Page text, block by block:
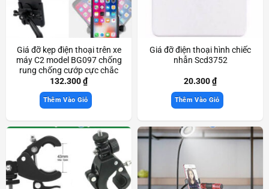
Giá đỡ kẹp điện thoại trên xe
máy C2 model BG097 chống
rung chống cướp cực chắc
chắn Scd3357
132.300₫
Thêm Vào Giỏ
Giá đỡ điện thoại hình chiếc
nhẫn Scd3752
20.300₫
Thêm Vào Giỏ